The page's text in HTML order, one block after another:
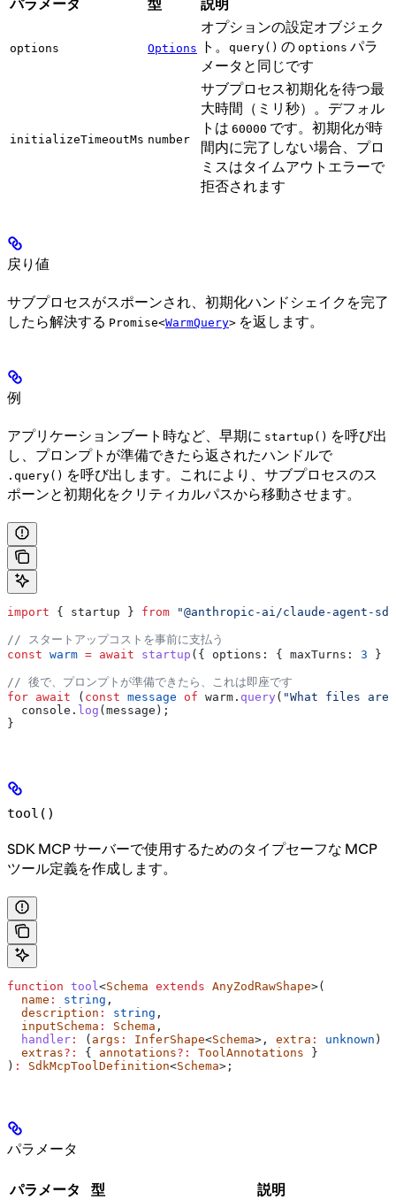
options Options
オプションの設定オブジェク
ト。
query() の options パラ
メータと同じです
initializeTimeoutMs number
サブプロセス初期化を待つ最
大時間（ミリ秒）。デフォル
トは 60000 です。初期化が時
間内に完了しない場合、プロ
ミスはタイムアウトエラーで
拒否されます
戻り値
サブプロセスがスポーンされ、初期化ハンドシェイクを完了
したら解決する Promise<WarmQuery> を返します。
例
アプリケーションブート時など、早期に startup() を呼び出
し、プロンプトが準備できたら返されたハンドルで
.query() を呼び出します。これにより、サブプロセスのス
ポーンと初期化をクリティカルパスから移動させます。
import { startup } from "@anthropic-ai/claude-agent-
// スタートアップコストを事前に支払う
const warm = await startup ({ options: { maxTurns: 3 }
// 後で、プロンプトが準備できたら、これは即座です
for await ( const message of warm . query ( "What files are
  console
. log ( message );
}
tool()
SDK MCP サーバーで使用するためのタイプセーフな MCP
ツール定義を作成します。
function tool <Schema extends AnyZodRawShape>(
  name
: string ,
  description
: string ,
  inputSchema
: Schema ,
  handler
: ( args : InferShape<Schema>, extra : unknown )
  extras
?: { annotations?: ToolAnnotations }
) : SdkMcpToolDefinition<Schema>;
パラメータ
パラメータ 型 説明